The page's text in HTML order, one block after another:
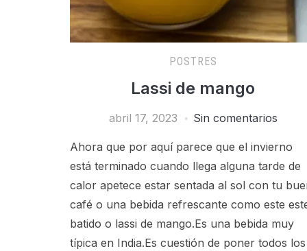
POSTRES
Lassi de mango
abril 17, 2023 Sin comentarios
Ahora que por aquí parece que el invierno
está terminado cuando llega alguna tarde de
calor apetece estar sentada al sol con tu
café o una bebida refrescante como este
batido o lassi de mango.Es una bebida muy
típica en India.Es cuestión de poner todos los